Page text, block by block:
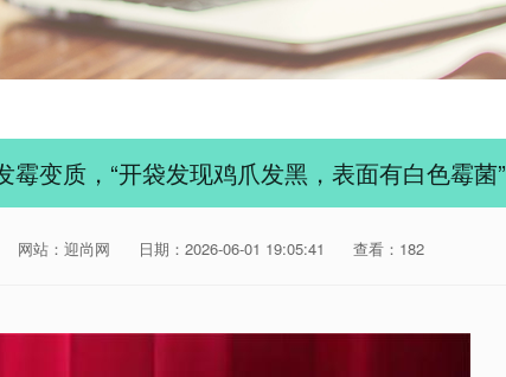
变质，“开袋发现鸡爪发黑，表面有白色霉菌”
网站：迎尚网 日期：2026-06-01 19:05:41 查看：182